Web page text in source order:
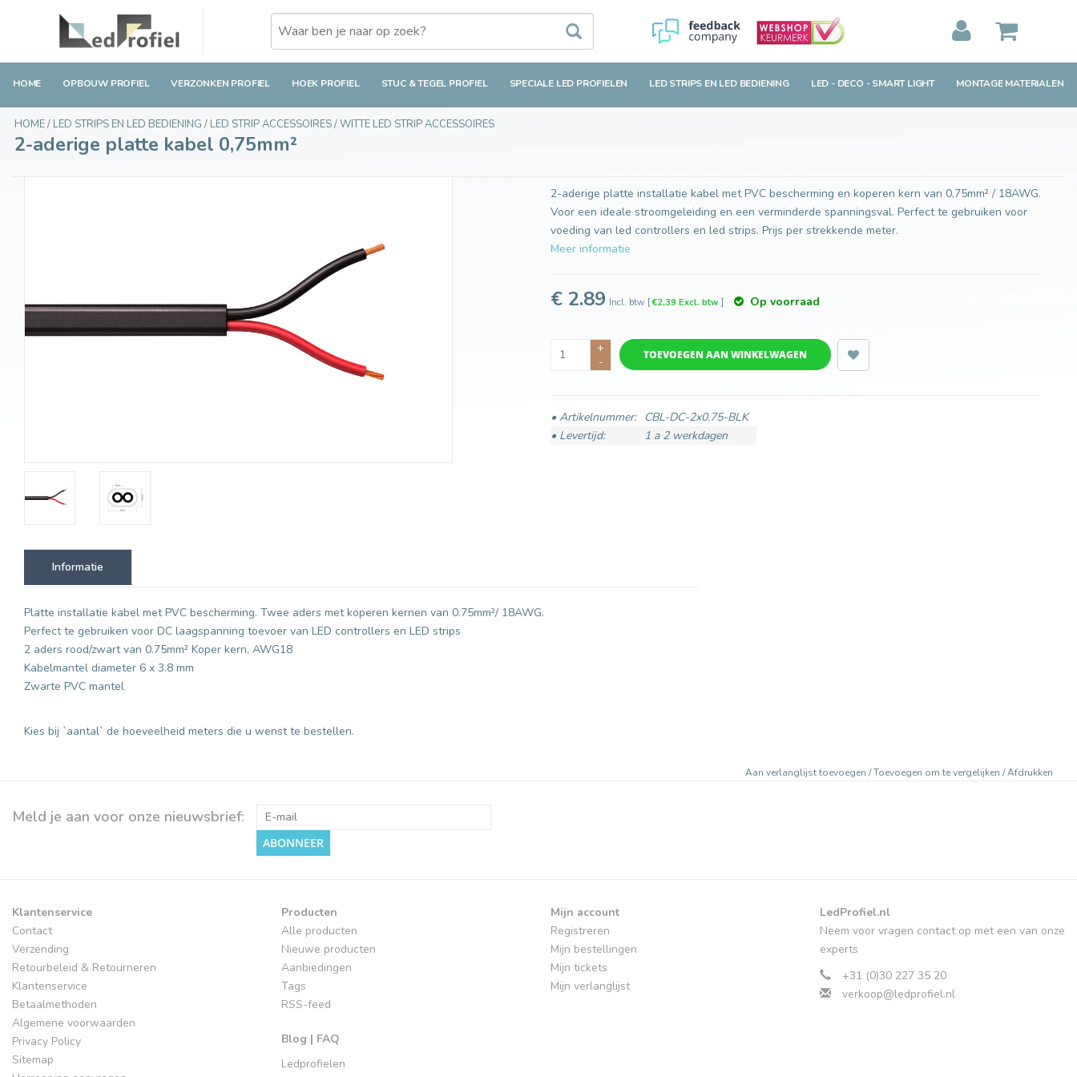
HOME OPBOUW PROFIEL VERZONKEN PROFIEL HOEK PROFIEL STUC & TEGEL PROFIEL SPECIALE LED PROFIELEN LED STRIPS EN LED BEDIENING LED - DECO - SMART LIGHT MONTAGE MATERIALEN
2-aderige platte kabel 0,75mm²
HOME/ LED STRIPS EN LED BEDIENING / LED STRIP ACCESSOIRES/WITTE LED STRIP ACCESSOIRES
2-aderige platte kabel 0,75mm²
2-aderige platte installatie kabel met PVC bescherming en koperen kern van 0,75mm² / 18AWG.
Voor een ideale stroomgeleiding en een verminderde spanningsval. Perfect te gebruiken voor
voeding van led controllers en led strips. Prijs per strekkende meter.
Meer informatie
€ 2.89 Incl. btw [€2,39 Excl. btw] Op voorraad
+
-
TOEVOEGEN AAN WINKELWAGEN
• Artikelnummer:
CBL-DC-2x0.75-BLK
• Levertijd:
1 a 2 werkdagen
Informatie
Platte installatie kabel met PVC bescherming. Twee aders met koperen kernen van 0.75mm²/ 18AWG.
Perfect te gebruiken voor DC laagspanning toevoer van LED controllers en LED strips
2 aders rood/zwart van 0.75mm² Koper kern, AWG18
Kabelmantel diameter 6 x 3.8 mm
Zwarte PVC mantel
Kies bij `aantal` de hoeveelheid meters die u wenst te bestellen.
Aan verlanglijst toevoegen /Toevoegen om te vergelijken /Afdrukken
Meld je aan voor onze nieuwsbrief:
ABONNEER
Klantenservice
Contact
Verzending
Retourbeleid & Retourneren
Klantenservice
Betaalmethoden
Algemene voorwaarden
Privacy Policy
Sitemap
Producten
Alle producten
Nieuwe producten
Aanbiedingen
Tags
RSS-feed
Blog | FAQ
Ledprofielen
Mijn account
Registreren
Mijn bestellingen
Mijn tickets
Mijn verlanglijst
LedProfiel.nl
Neem voor vragen contact op met een van onze
experts
+31 (0)30 227 35 20
verkoop@ledprofiel.nl